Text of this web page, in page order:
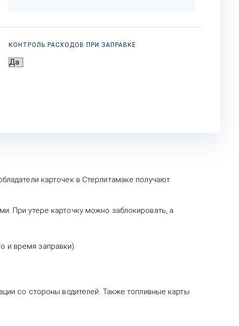
КОНТРОЛЬ РАСХОДОВ ПРИ ЗАПРАВКЕ
карточек в Стерлитамаке получают
При утере карточку можно заблокировать, а
и время заправки).
со стороны водителей. Также топливные карты